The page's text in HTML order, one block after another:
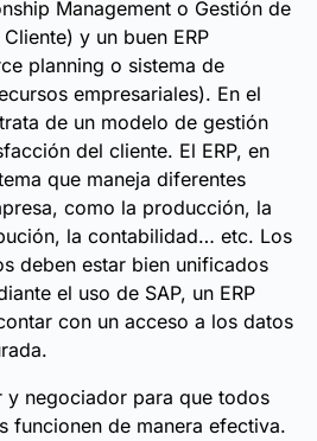
Management o Gestión de
y un buen ERP
planning o sistema de
empresariales). En el
de un modelo de gestión
del cliente. El ERP, en
que maneja diferentes
como la producción, la
la contabilidad… etc. Los
deben estar bien unificados
el uso de SAP, un ERP
con un acceso a los datos
y negociador para que todos
funcionen de manera efectiva.